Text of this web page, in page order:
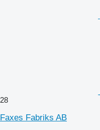
28
Faxes Fabriks AB